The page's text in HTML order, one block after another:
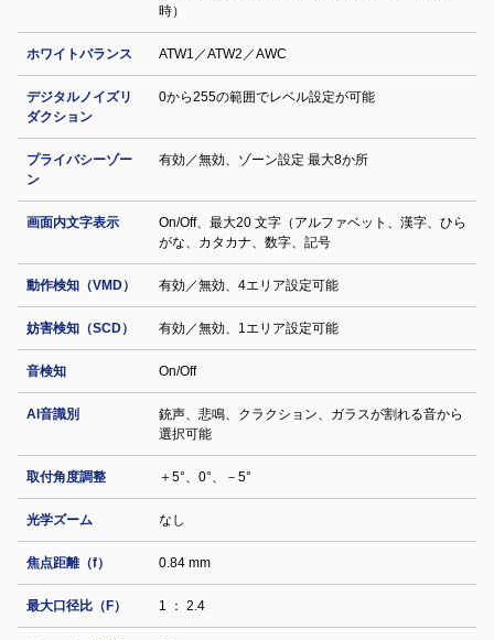
時）
ホワイトバランス ATW1／ATW2／AWC
デジタルノイズリ
ダクション
0から255の範囲でレベル設定が可能
プライバシーゾー
ン
有効／無効、ゾーン設定 最大8か所
画面内文字表示
On/Off、最大20 文字（アルファベット、漢字、ひら
がな、カタカナ、数字、記号
動作検知（VMD） 有効／無効、4エリア設定可能
妨害検知（SCD） 有効／無効、1エリア設定可能
音検知 On/Off
AI音識別
銃声、悲鳴、クラクション、ガラスが割れる音から
選択可能
取付角度調整 ＋5°、0°、－5°
光学ズーム なし
焦点距離（f） 0.84 mm
最大口径比（F） 1 ： 2.4